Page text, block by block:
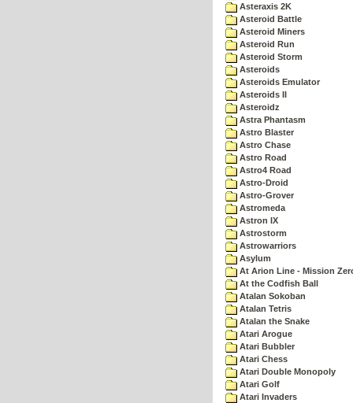
Asteraxis 2K
Asteroid Battle
Asteroid Miners
Asteroid Run
Asteroid Storm
Asteroids
Asteroids Emulator
Asteroids II
Asteroidz
Astra Phantasm
Astro Blaster
Astro Chase
Astro Road
Astro4 Road
Astro-Droid
Astro-Grover
Astromeda
Astron IX
Astrostorm
Astrowarriors
Asylum
At Arion Line - Mission
At the Codfish Ball
Atalan Sokoban
Atalan Tetris
Atalan the Snake
Atari Arogue
Atari Bubbler
Atari Chess
Atari Double Monopoly
Atari Golf
Atari Invaders